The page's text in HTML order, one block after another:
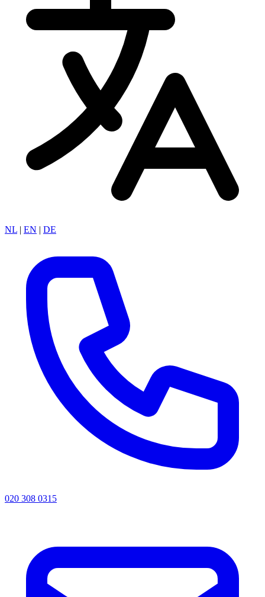
NL | EN | DE
020 308 0315